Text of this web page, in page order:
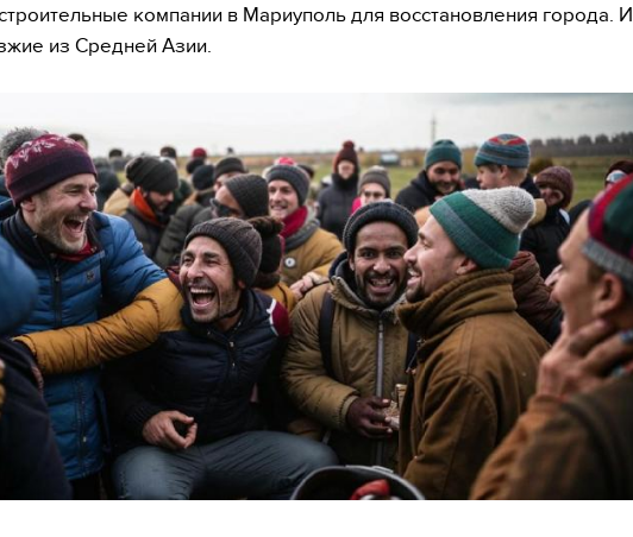
компании в Мариуполь для восстановления города. И
из Средней Азии.